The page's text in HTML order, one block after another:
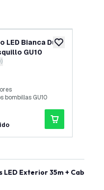
añadir a lista
LED Bianca Duo
GU10
de reseñas
bombillas GU10
LED Exterior 35m + Cable